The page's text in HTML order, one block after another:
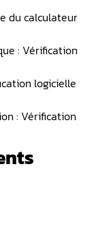
du calculateur
: Vérification
logicielle
: Vérification